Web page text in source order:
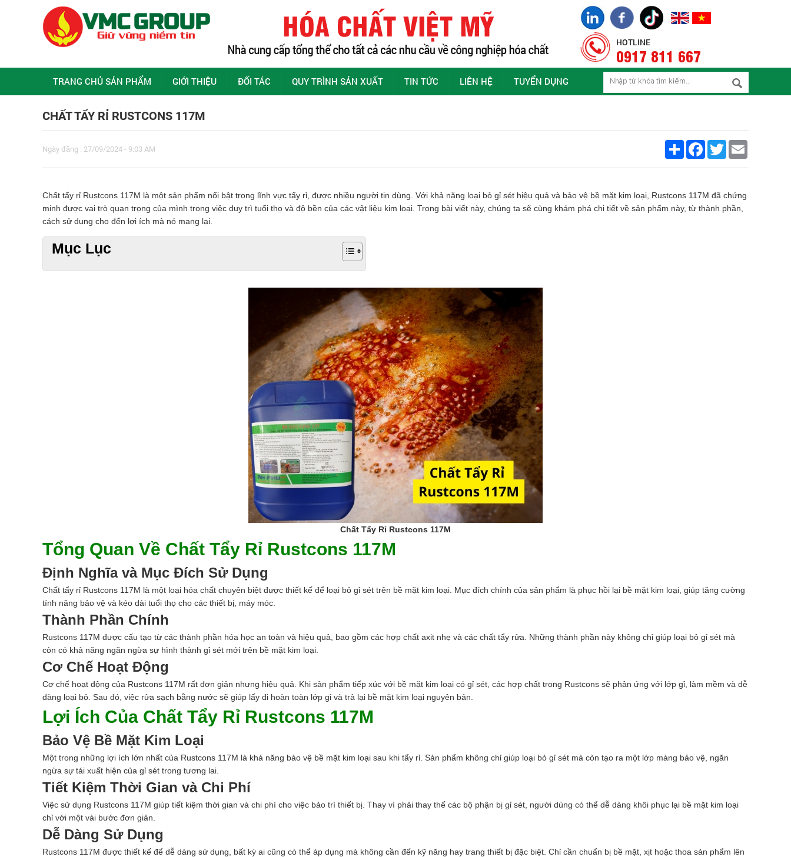
HOTLINE
0917 811 667
TRANG CHỦ SẢN PHẨM GIỚI THIỆU ĐỐI TÁC QUY TRÌNH SẢN XUẤT TIN TỨC LIÊN HỆ TUYỂN DỤNG
CHẤT TẨY RỈ RUSTCONS 117M
Ngày đăng : 27/09/2024 - 9:03 AM
Share FacebookTwitter
Chất tẩy rỉ Rustcons 117M là một sản phẩm nổi bật trong lĩnh vực tẩy rỉ, được nhiều người tin dùng. Với khả năng loại bỏ gỉ sét hiệu quả và bảo vệ bề mặt kim loại, Rustcons 117M đã chứng
minh được vai trò quan trọng của mình trong việc duy trì tuổi thọ và độ bền của các vật liệu kim loại. Trong bài viết này, chúng ta sẽ cùng khám phá chi tiết về sản phẩm này, từ thành phần,
cách sử dụng cho đến lợi ích mà nó mang lại.
Mục Lục
Chất Tẩy Rỉ Rustcons 117M
Tổng Quan Về Chất Tẩy Rỉ Rustcons 117M
Định Nghĩa và Mục Đích Sử Dụng
Chất tẩy rỉ Rustcons 117M là một loại hóa chất chuyên biệt được thiết kế để loại bỏ gỉ sét trên bề mặt kim loại. Mục đích chính của sản phẩm là phục hồi lại bề mặt kim loại, giúp tăng cường
tính năng bảo vệ và kéo dài tuổi thọ cho các thiết bị, máy móc.
Thành Phần Chính
Rustcons 117M được cấu tạo từ các thành phần hóa học an toàn và hiệu quả, bao gồm các hợp chất axit nhẹ và các chất tẩy rửa. Những thành phần này không chỉ giúp loại bỏ gỉ sét mà
còn có khả năng ngăn ngừa sự hình thành gỉ sét mới trên bề mặt kim loại.
Cơ Chế Hoạt Động
Cơ chế hoạt động của Rustcons 117M rất đơn giản nhưng hiệu quả. Khi sản phẩm tiếp xúc với bề mặt kim loại có gỉ sét, các hợp chất trong Rustcons sẽ phản ứng với lớp gỉ, làm mềm và dễ
dàng loại bỏ. Sau đó, việc rửa sạch bằng nước sẽ giúp lấy đi hoàn toàn lớp gỉ và trả lại bề mặt kim loại nguyên bản.
Lợi Ích Của Chất Tẩy Rỉ Rustcons 117M
Bảo Vệ Bề Mặt Kim Loại
Một trong những lợi ích lớn nhất của Rustcons 117M là khả năng bảo vệ bề mặt kim loại sau khi tẩy rỉ. Sản phẩm không chỉ giúp loại bỏ gỉ sét mà còn tạo ra một lớp màng bảo vệ, ngăn
ngừa sự tái xuất hiện của gỉ sét trong tương lai.
Tiết Kiệm Thời Gian và Chi Phí
Việc sử dụng Rustcons 117M giúp tiết kiệm thời gian và chi phí cho việc bảo trì thiết bị. Thay vì phải thay thế các bộ phận bị gỉ sét, người dùng có thể dễ dàng khôi phục lại bề mặt kim loại
chỉ với một vài bước đơn giản.
Dễ Dàng Sử Dụng
Rustcons 117M được thiết kế để dễ dàng sử dụng, bất kỳ ai cũng có thể áp dụng mà không cần đến kỹ năng hay trang thiết bị đặc biệt. Chỉ cần chuẩn bị bề mặt, xịt hoặc thoa sản phẩm lên